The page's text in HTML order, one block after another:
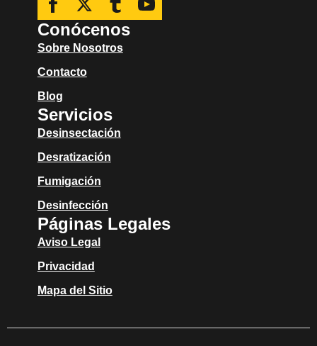
Conócenos
Sobre Nosotros
Contacto
Blog
Servicios
Desinsectación
Desratización
Fumigación
Desinfección
Páginas Legales
Aviso Legal
Privacidad
Mapa del Sitio